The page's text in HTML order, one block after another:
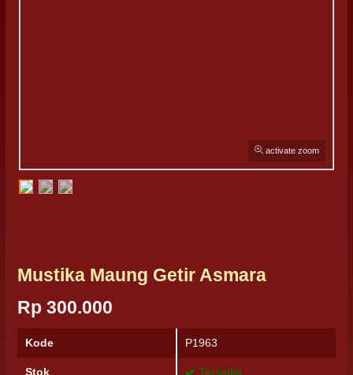
activate zoom
Mustika Maung Getir Asmara
Rp 300.000
Kode P1963
Stok Tersedia